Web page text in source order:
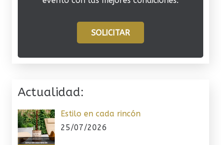
SOLICITAR
Actualidad:
Estilo en cada rincón
25/07/2026